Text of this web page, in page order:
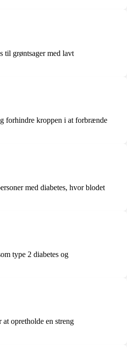
til grøntsager med lavt
forhindre kroppen i at forbrænde
med diabetes, hvor blodet
type 2 diabetes og
opretholde en streng